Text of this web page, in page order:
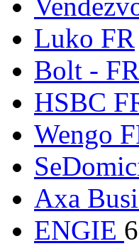
Luko FR
Bolt - FR
HSBC
Wengo
Axa
ENGIE